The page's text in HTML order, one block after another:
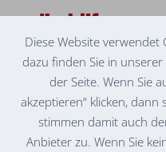
SENIORENZENTRUM
WELLNESSGENUSS
Diese Website
dazu finden Sie in
der Seite. Wenn Sie
akzeptieren“ klicken, dann
stimmen damit auch
Anbieter zu. Wenn Sie